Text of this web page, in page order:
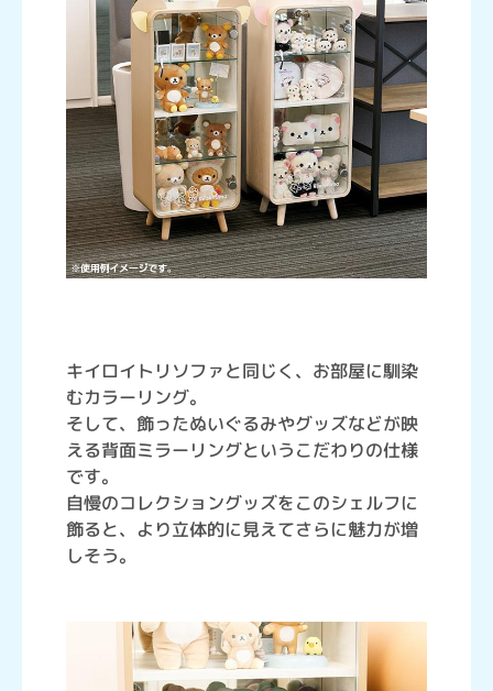
キイロイトリソファと同じく、お部屋に馴染
むカラーリング。
そして、飾ったぬいぐるみやグッズなどが映
える背面ミラーリングというこだわりの仕様
です。
自慢のコレクショングッズをこのシェルフに
飾ると、より立体的に見えてさらに魅力が増
しそう。